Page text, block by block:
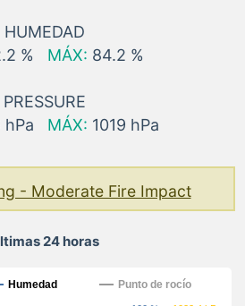
HUMEDAD
% MÁX: 84.2 %
PRESSURE
hPa MÁX: 1019 hPa
- Moderate Fire Impact
24 horas
24 horas
Humedad
Punto de rocío